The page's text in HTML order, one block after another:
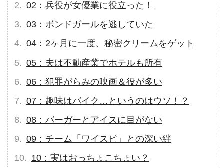
02：兵役が女優業に役立った！
03：ボンドガールを逃していた
04：2ヶ月に一度、秘密クリームをゲット
05：夫は不動産業でホテルも所有
06：犯罪がらみの映画＆役が多い
07：趣味はバイク…というのはウソ！？
08：バーガーとアイスに目がない
09：チーム「ワイスピ」との深い絆
10：実はおっちょこちょい？